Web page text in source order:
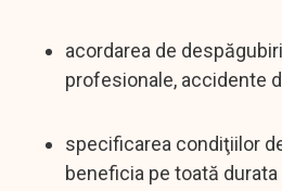
acordarea de
profesionale, accidente
specificarea condiţiilor
beneficia pe toată